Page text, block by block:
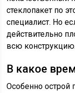
стеклопакет по
специалист. Но
действительно
всю конструкцию.
В какое
Особенно